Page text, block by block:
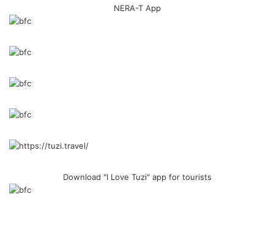
NERA-T App
Download "I Love Tuzi" app for tourists